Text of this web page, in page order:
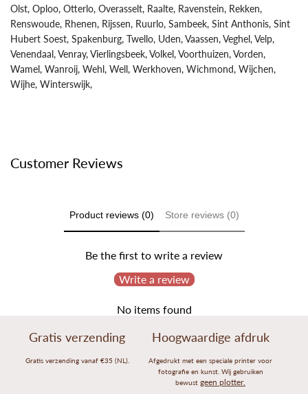
Olst, Oploo, Otterlo, Overasselt, Raalte, Ravenstein, Rekken,
Renswoude, Rhenen, Rijssen, Ruurlo, Sambeek, Sint Anthonis, Sint
Hubert Soest, Spakenburg, Twello, Uden, Vaassen, Veghel, Velp,
Venendaal, Venray, Vierlingsbeek, Volkel, Voorthuizen, Vorden,
Wamel, Wanroij, Wehl, Well, Werkhoven, Wichmond, Wijchen,
Wijhe, Winterswijk,
Customer Reviews
Product reviews (0) Store reviews (0)
Be the first to write a review
Write a review
No items found
Gratis verzending
Gratis verzending vanaf €35 (NL).
Hoogwaardige afdruk
Afgedrukt met een speciale printer voor
fotografie en kunst. Wij gebruiken
bewust geen plotter.